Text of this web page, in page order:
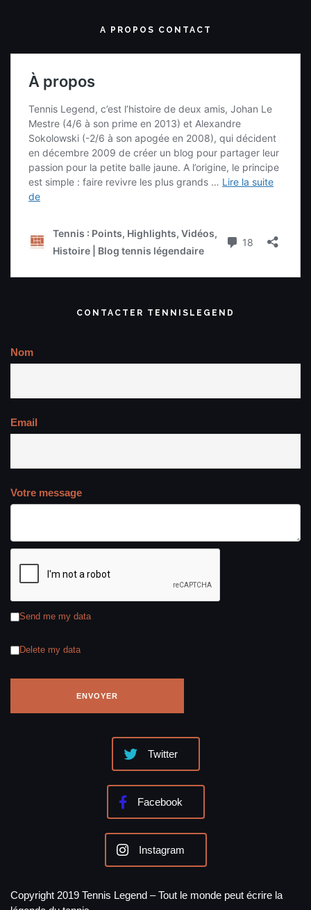
A PROPOS CONTACT
CONTACTER TENNISLEGEND
Nom
Email
Votre message
Send me my data
Delete my data
Twitter
Facebook
Instagram
Copyright 2019 Tennis Legend – Tout le monde peut écrire la